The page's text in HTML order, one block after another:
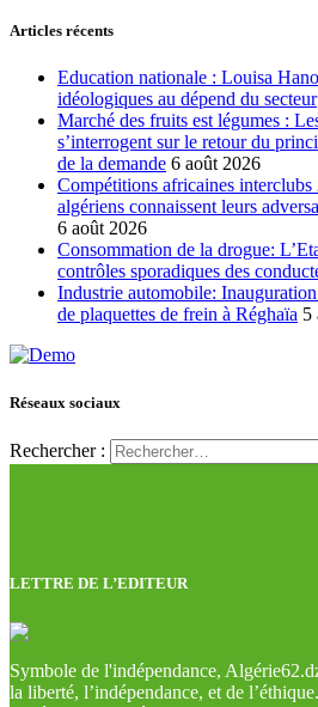
Articles récents
Education nationale : Louisa
idéologiques au dépend du secteur
Marché des fruits est légumes :
s’interrogent sur le retour du
de la demande 6 août 2026
Compétitions africaines
algériens connaissent leurs
6 août 2026
Consommation de la drogue:
contrôles sporadiques des
Industrie automobile:
de plaquettes de frein à Réghaïa 5
Réseaux sociaux
Rechercher :
LETTRE DE L’EDITEUR
Symbole de l'indépendance,
la liberté, l’indépendance, et de l’éthique.